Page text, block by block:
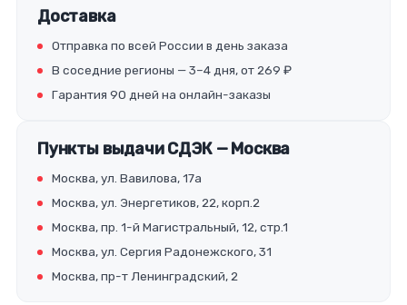
Доставка
Отправка по всей России в день заказа
В соседние регионы — 3–4 дня, от 269 ₽
Гарантия 90 дней на онлайн-заказы
Пункты выдачи СДЭК — Москва
Москва, ул. Вавилова, 17а
Москва, ул. Энергетиков, 22, корп.2
Москва, пр. 1-й Магистральный, 12, стр.1
Москва, ул. Сергия Радонежского, 31
Москва, пр-т Ленинградский, 2